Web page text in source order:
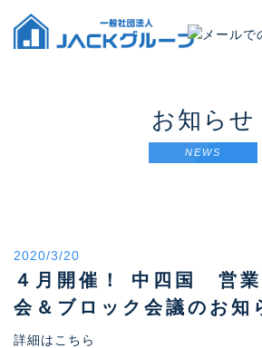
お知らせ
NEWS
2020/3/20
４月開催！ 中四国 営業
会＆ブロック会議のお知
詳細はこちら